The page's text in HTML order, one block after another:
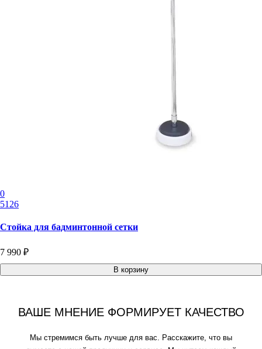
0
5126
Стойка для бадминтонной сетки
7 990 ₽
В корзину
ВАШЕ МНЕНИЕ ФОРМИРУЕТ КАЧЕСТВО
Мы стремимся быть лучше для вас. Расскажите, что вы